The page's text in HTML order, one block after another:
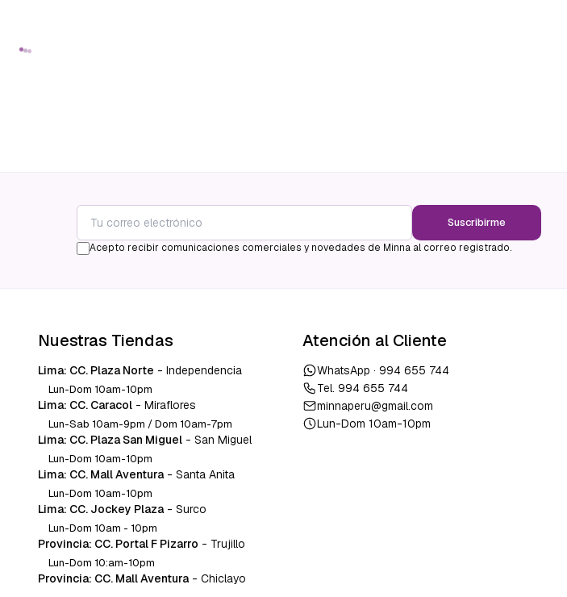
Suscribirme
Acepto recibir comunicaciones comerciales y novedades de Minna al correo registrado.
Nuestras Tiendas
Lima: CC. Plaza Norte - Independencia
Lun-Dom 10am-10pm
Lima: CC. Caracol - Miraflores
Lun-Sab 10am-9pm / Dom 10am-7pm
Lima: CC. Plaza San Miguel - San Miguel
Lun-Dom 10am-10pm
Lima: CC. Mall Aventura - Santa Anita
Lun-Dom 10am-10pm
Lima: CC. Jockey Plaza - Surco
Lun-Dom 10am - 10pm
Provincia: CC. Portal F Pizarro - Trujillo
Lun-Dom 10:am-10pm
Provincia: CC. Mall Aventura - Chiclayo
Atención al Cliente
WhatsApp · 994 655 744
Tel. 994 655 744
minnaperu@gmail.com
Lun-Dom 10am-10pm